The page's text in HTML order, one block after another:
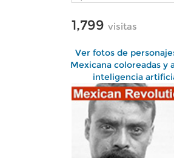
1,799 visitas
Ver fotos de
Mexicana coloreadas y
inteligencia